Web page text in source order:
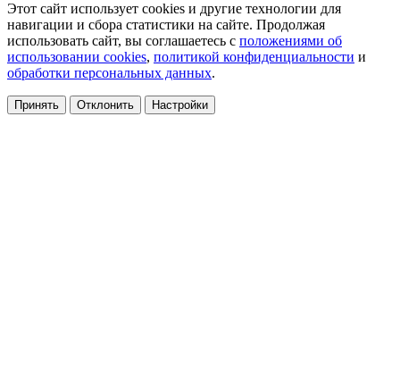
Этот сайт использует cookies и другие технологии для
навигации и сбора статистики на сайте. Продолжая
использовать сайт, вы соглашаетесь с положениями об
использовании cookies, политикой конфиденциальности и
обработки персональных данных.
Принять Отклонить Настройки